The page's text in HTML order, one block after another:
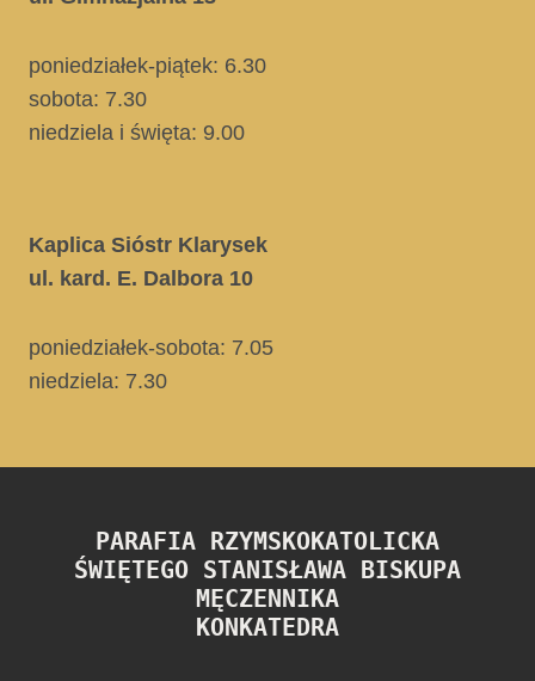
poniedziałek-piątek: 6.30
sobota: 7.30
niedziela i święta: 9.00
Kaplica Sióstr Klarysek
ul. kard. E. Dalbora 10
poniedziałek-sobota: 7.05
niedziela: 7.30
PARAFIA RZYMSKOKATOLICKA
ŚWIĘTEGO STANISŁAWA BISKUPA
MĘCZENNIKA
KONKATEDRA